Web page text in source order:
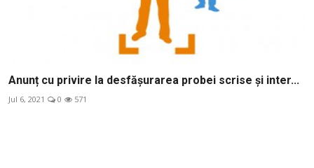
Anunț cu privire la desfășurarea probei scrise și inter...
Jul 6, 2021 0 571